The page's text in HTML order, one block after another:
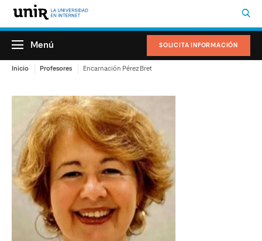
SOLICITA INFORMACIÓN
Menú
Inicio Profesores Encarnación Pérez Bret